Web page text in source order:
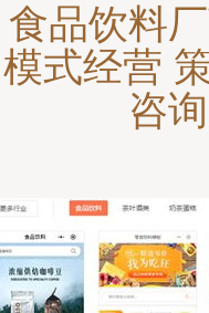
食品饮料
模式经营
咨